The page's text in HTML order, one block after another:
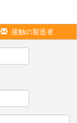
接触の製造者